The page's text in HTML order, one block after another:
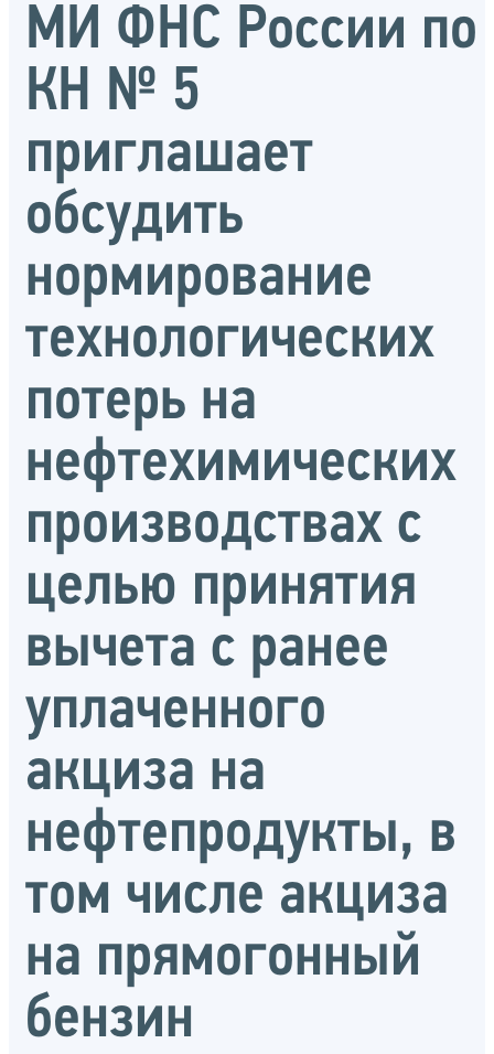
МИ ФНС России по
КН № 5
приглашает
обсудить
нормирование
технологических
потерь на
нефтехимических
производствах с
целью принятия
вычета с ранее
уплаченного
акциза на
нефтепродукты, в
том числе акциза
на прямогонный
бензин